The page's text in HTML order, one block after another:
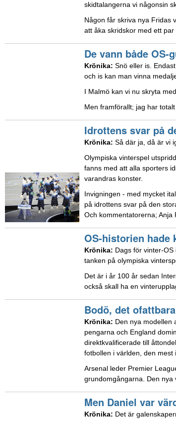
skidtalangerna vi någonsin
Någon får skriva nya Fridas
att åka skridskor med ett
De vann både
Krönika: Snö eller is.
och is kan man vinna
I Malmö kan vi nu skryta
Men framförallt; jag har
Idrottens svar på
Krönika: Så där ja, då är vi
Olympiska vinterspel
fanns med att alla sporters
varandras konster.
Invigningen - med mycket
på idrottens svar på den
Och kommentatorerna; Anja
OS-historien hade
Krönika: Dags för vinter-
tanken på olympiska
Det är i år 100 år sedan
också skall ha en
Bodö, det
Krönika: Den nya modellen
pengarna och England
direktkvalificerade till
fotbollen i världen, den mest
Arsenal leder Premier
grundomgångarna. Den nya
Men Daniel var
Krönika: Det är